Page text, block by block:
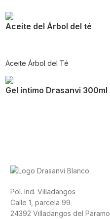
Aceite del Árbol del té
Aceite Árbol del Té
Gel íntimo Drasanvi 300ml
Pol. Ind. Villadangos
Calle 1, parcela 99
24392 Villadangos del Páramo